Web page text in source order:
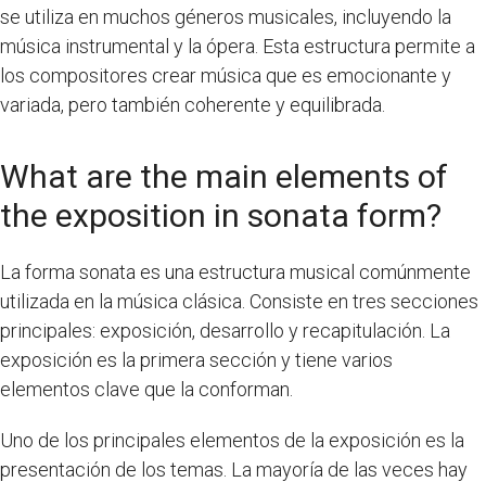
se utiliza en muchos géneros musicales, incluyendo la
música instrumental y la ópera. Esta estructura permite a
los compositores crear música que es emocionante y
variada, pero también coherente y equilibrada.
What are the main elements of
the exposition in sonata form?
La forma sonata es una estructura musical comúnmente
utilizada en la música clásica. Consiste en tres secciones
principales: exposición, desarrollo y recapitulación. La
exposición es la primera sección y tiene varios
elementos clave que la conforman.
Uno de los principales elementos de la exposición es la
presentación de los temas. La mayoría de las veces hay